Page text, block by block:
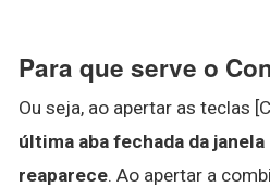
Para que serve o
Ou seja, ao apertar as teclas
última aba fechada da janela
reaparece. Ao apertar a